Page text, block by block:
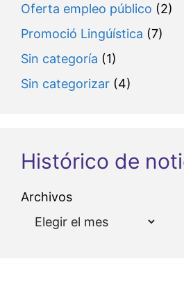
Oferta empleo público (2)
Promoció Lingúística (7)
Sin categoría (1)
Sin categorizar (4)
Histórico de
Archivos